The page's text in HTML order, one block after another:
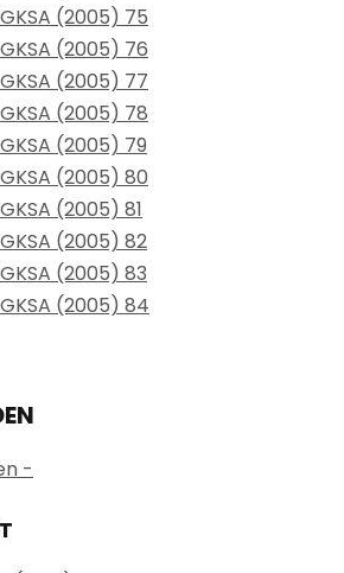
(2005) 75
(2005) 76
(2005) 77
(2005) 78
(2005) 79
(2005) 80
(2005) 81
(2005) 82
(2005) 83
(2005) 84
-